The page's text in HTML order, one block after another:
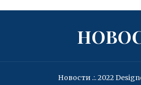
Новости .:. 2022